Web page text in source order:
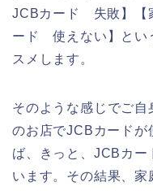
JCBカード 失敗】【
ード 使えない】とい
スメします。
そのような感じでご自
のお店でJCBカードが
ば、きっと、JCBカー
います。その結果、